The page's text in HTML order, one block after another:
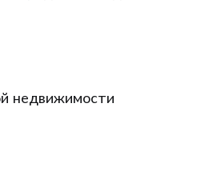
недвижимости